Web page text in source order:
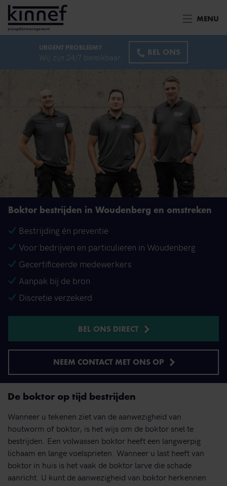
Ga naar inhoud
MENU
URGENT PROBLEEM?
Wij zijn 24/7 bereikbaar BEL ONS
Boktor bestrijden in Woudenberg en omstreken
Bestrijding én preventie
Voor bedrijven en particulieren in Woudenberg
Gecertificeerde medewerkers
Aanpak bij de bron
Discretie verzekerd
BEL ONS DIRECT
NEEM CONTACT MET ONS OP
De boktor op tijd bestrijden
Wanneer u tekenen ziet van de aanwezigheid van
houtworm of boktor, is het wijs om de boktor snel te
bestrijden. Een volwassen boktor heeft een langwerpig
lichaam en lange voelsprieten. Wanneer u last heeft van
boktor in huis is het vaak de boktor larve die schade
aanricht. U kunt de aanwezigheid van boktor herkennen